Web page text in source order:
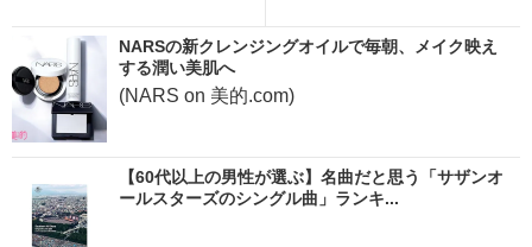
NARSの新クレンジングオイルで毎朝、メイク映え
する潤い美肌へ
(NARS on 美的.com)
【60代以上の男性が選ぶ】名曲だと思う「サザンオ
ールスターズのシングル曲」ランキ...